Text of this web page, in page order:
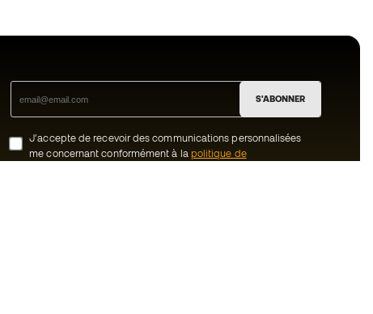
S'ABONNER
J’accepte de recevoir des communications personnalisées
me concernant conformément à la politique de